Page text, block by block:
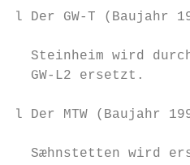
l Der GW-T (Baujahr
Steinheim wird
GW-L2 ersetzt.
l Der MTW (Baujahr
Sæhnstetten wird